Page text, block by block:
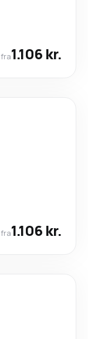
fra1.106 kr.
fra1.106 kr.